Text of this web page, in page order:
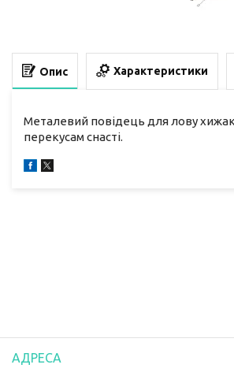
Опис Характеристики
Металевий повідець для лову
перекусам снасті.